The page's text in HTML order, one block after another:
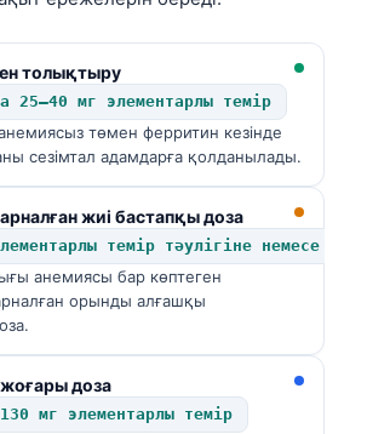
толықтыру
25–40 мг элементарлы темір
төмен ферритин кезінде
сезімтал адамдарға қолданылады.
жиі бастапқы доза
темір тәулігіне немесе күн
анемиясы бар көптеген
орынды алғашқы
доза
мг элементарлы темір